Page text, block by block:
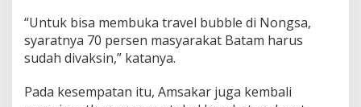
“Untuk bisa membuka travel bubble di Nongsa,
syaratnya 70 persen masyarakat Batam harus
sudah divaksin,” katanya.
Pada kesempatan itu, Amsakar juga kembali